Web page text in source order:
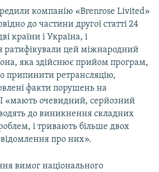
компанію «Brenrose Livited»
до частини другої статті 24
країни і Україна, і
ратифікували цей міжнародний
яка здійснює прийом програм,
припинити ретрансляцію,
факти порушень на
«мають очевидний, серйозний
до виникнення складних
і тривають більше двох
про них».
вимог національного